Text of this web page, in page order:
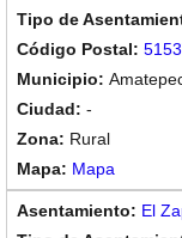
-
Rural
Mapa
El